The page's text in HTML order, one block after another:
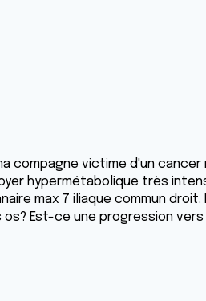
compagne victime d'un cancer
hypermétabolique très
max 7 iliaque commun
Est-ce une progression